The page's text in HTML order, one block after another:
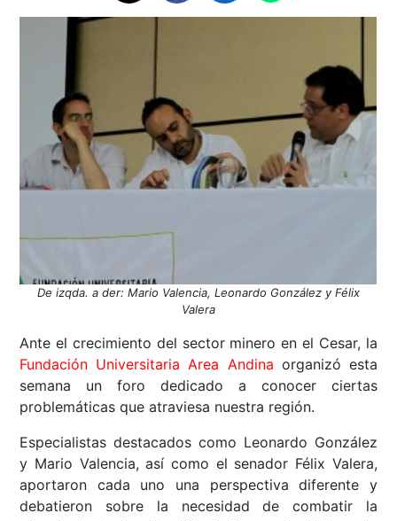
De izqda. a der: Mario Valencia, Leonardo González y Félix
Valera
Ante el crecimiento del sector minero en el Cesar, la
Fundación Universitaria Area Andina organizó esta
semana un foro dedicado a conocer ciertas
problemáticas que atraviesa nuestra región.
Especialistas destacados como Leonardo González
y Mario Valencia, así como el senador Félix Valera,
aportaron cada uno una perspectiva diferente y
debatieron sobre la necesidad de combatir la